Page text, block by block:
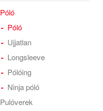
Póló
Póló
Ujjatlan
Longsleeve
Pólóing
Ninja póló
Pulóverek